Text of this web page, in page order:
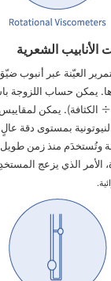
الشعرية
العيّنة عبر أنبوب
يمكن حساب اللزوجة
الكثافة). يمكن
بمستوى دقة
وتُستخدَم منذ زمن
الأمر الذي يزعج